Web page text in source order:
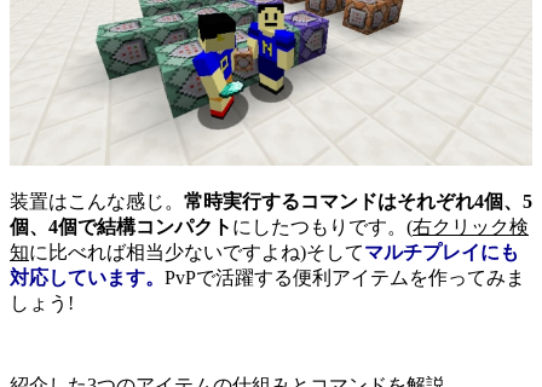
装置はこんな感じ。 常時実行するコマンドはそれぞれ4個、5
個、4個で結構コンパクト にしたつもりです。(右クリック検
知に比べれば相当少ないですよね)そしてマルチプレイにも
対応しています。 PvPで活躍する便利アイテムを作ってみま
しょう!